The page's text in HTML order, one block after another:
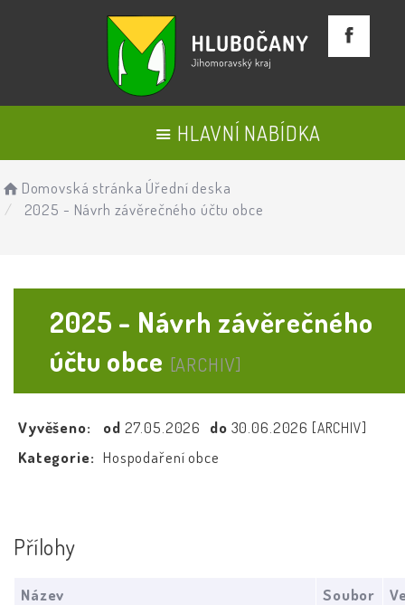
HLAVNÍ NABÍDKA
Domovská stránka Úřední deska
2025 - Návrh závěrečného účtu obce
2025 - Návrh závěrečného
účtu obce [ARCHIV]
Vyvěšeno: od 27.05.2026 do 30.06.2026 [ARCHIV]
Kategorie: Hospodaření obce
Přílohy
Název Soubor